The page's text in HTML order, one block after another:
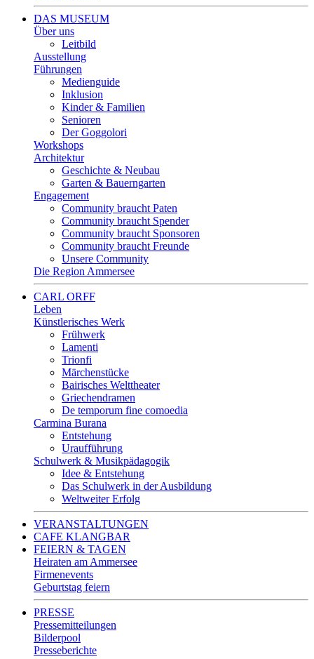
DAS MUSEUM
Über uns
Leitbild
Ausstellung
Führungen
Medienguide
Inklusion
Kinder & Familien
Senioren
Der Goggolori
Workshops
Architektur
Geschichte & Neubau
Garten & Bauerngarten
Engagement
Community braucht Paten
Community braucht Spender
Community braucht Sponsoren
Community braucht Freunde
Unsere Community
Die Region Ammersee
CARL ORFF
Leben
Künstlerisches Werk
Frühwerk
Lamenti
Trionfi
Märchenstücke
Bairisches Welttheater
Griechendramen
De temporum fine comoedia
Carmina Burana
Entstehung
Uraufführung
Schulwerk & Musikpädagogik
Idee & Entstehung
Das Schulwerk in der Ausbildung
Weltweiter Erfolg
VERANSTALTUNGEN
CAFE KLANGBAR
FEIERN & TAGEN
Heiraten am Ammersee
Firmenevents
Geburtstag feiern
PRESSE
Pressemitteilungen
Bilderpool
Presseberichte